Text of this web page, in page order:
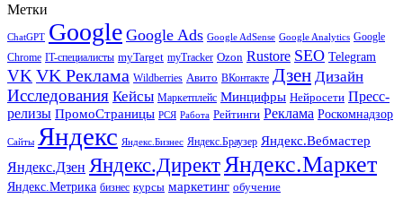
Метки
ChatGPT Google Google Ads Google AdSense Google Analytics Google
Chrome IT-специалисты myTarget myTracker Ozon Rustore SEO Telegram
VK VK Реклама Wildberries Авито ВКонтакте Дзен Дизайн
Исследования Кейсы Маркетплейс Минцифры Нейросети Пресс-
релизы ПромоСтраницы РСЯ Работа Рейтинги Реклама Роскомнадзор
Сайты Яндекс Яндекс.Бизнес Яндекс.Браузер Яндекс.Вебмастер
Яндекс.Дзен Яндекс.ДиректЯндекс.Маркет
Яндекс.Метрика бизнес курсы маркетинг обучение